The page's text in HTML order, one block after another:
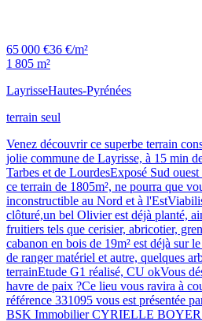
65 000 €36 €/m²
1 805 m²
LayrisseHautes-Pyrénées
terrain seul
Venez découvrir ce superbe terrain
jolie commune de Layrisse, à 15 min
Tarbes et de LourdesExposé Sud
ce terrain de 1805m², ne pourra que
inconstructible au Nord et à
clôturé,un bel Olivier est déjà planté,
fruitiers tels que cerisier, abricotier,
cabanon en bois de 19m² est déjà sur
de ranger matériel et autre, quelques
terrainEtude G1 réalisé, CU okVous
havre de paix ?Ce lieu vous ravira à
référence 331095 vous est présentée
BSK Immobilier CYRIELLE BOYER